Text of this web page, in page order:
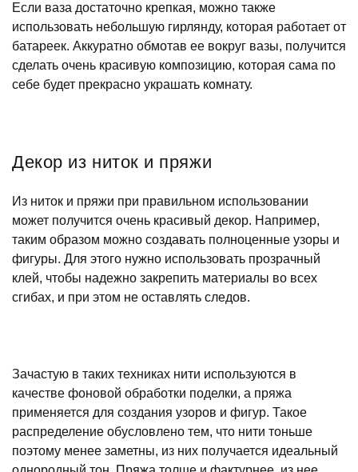
Если ваза достаточно крепкая, можно также
использовать небольшую гирлянду, которая работает от
батареек. Аккуратно обмотав ее вокруг вазы, получится
сделать очень красивую композицию, которая сама по
себе будет прекрасно украшать комнату.
Декор из ниток и пряжи
Из ниток и пряжи при правильном использовании
может получится очень красивый декор. Например,
таким образом можно создавать полноценные узоры и
фигуры. Для этого нужно использовать прозрачный
клей, чтобы надежно закрепить материалы во всех
сгибах, и при этом не оставлять следов.
Зачастую в таких техниках нити используются в
качестве фоновой обработки поделки, а пряжа
применяется для создания узоров и фигур. Такое
распределение обусловлено тем, что нити тоньше
поэтому менее заметны, из них получается идеальный